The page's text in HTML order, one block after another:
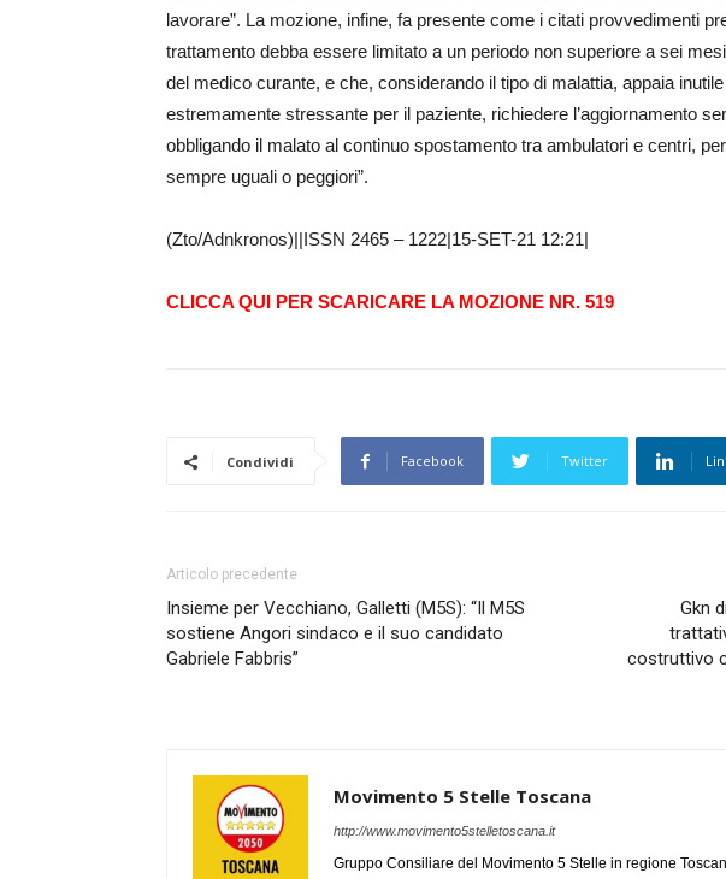
lavorare”. La mozione, infine, fa presente come i citati provvedimenti
trattamento debba essere limitato a un periodo non superiore a sei
del medico curante, e che, considerando il tipo di malattia, appaia
estremamente stressante per il paziente, richiedere l’aggiornamento
obbligando il malato al continuo spostamento tra ambulatori e centri,
sempre uguali o peggiori”.
(Zto/Adnkronos)||ISSN 2465 – 1222|15-SET-21 12:21|
CLICCA QUI PER SCARICARE LA MOZIONE NR. 519
Condividi Facebook Twitter
Articolo precedente
Insieme per Vecchiano, Galletti (M5S): “Il M5S
sostiene Angori sindaco e il suo candidato
Gabriele Fabbris”
Gkn
costruttivo
Movimento 5 Stelle Toscana
http://www.movimento5stelletoscana.it
Gruppo Consiliare del Movimento 5 Stelle in regione